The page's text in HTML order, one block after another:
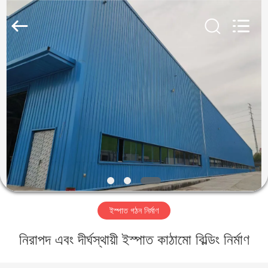
বাড়ি
পণ্য
ভিডিও
ভিআর
শো
আমাদের
Fabrication
Co.,
Ltd..
Rights
Reserved.
ইস্পাত গঠন নির্মাণ
নিরাপদ এবং দীর্ঘস্থায়ী ইস্পাত কাঠামো বিল্ডিং নির্মাণ